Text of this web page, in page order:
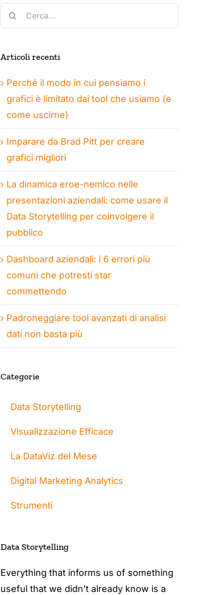
Cerca
per:
Articoli recenti
Perché il modo in cui pensiamo i
grafici è limitato dai tool che usiamo (e
come uscirne)
Imparare da Brad Pitt per creare
grafici migliori
La dinamica eroe-nemico nelle
presentazioni aziendali: come usare il
Data Storytelling per coinvolgere il
pubblico
Dashboard aziendali: i 6 errori più
comuni che potresti star
commettendo
Padroneggiare tool avanzati di analisi
dati non basta più
Categorie
Data Storytelling
Visualizzazione Efficace
La DataViz del Mese
Digital Marketing Analytics
Strumenti
Data Storytelling
Everything that informs us of something
useful that we didn’t already know is a